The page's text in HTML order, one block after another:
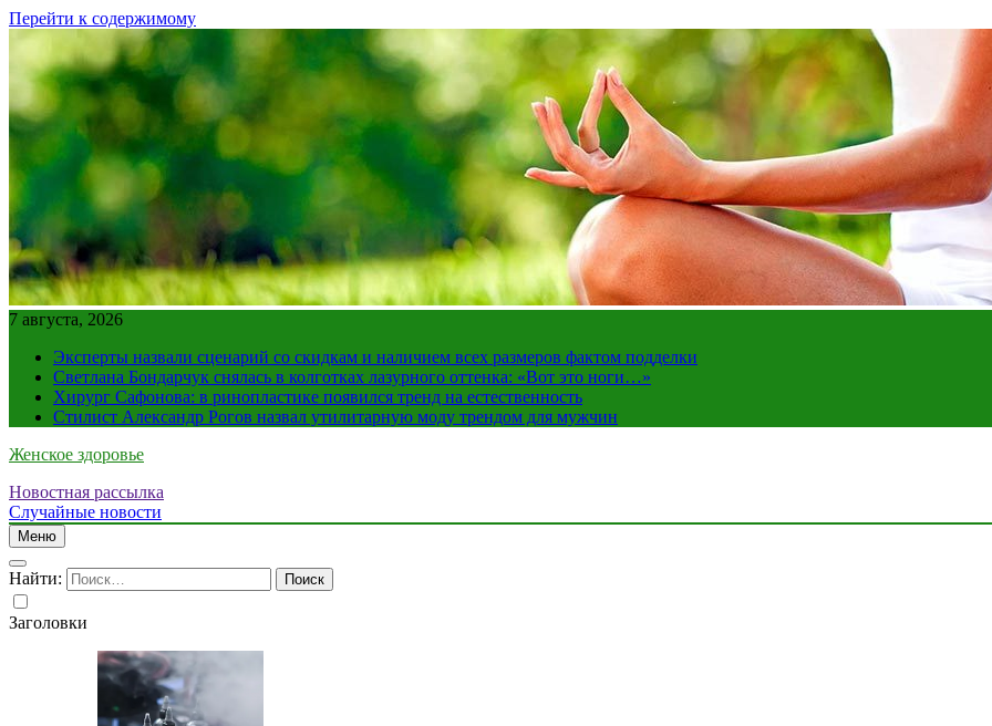
Перейти к содержимому
7 августа, 2026
Эксперты назвали сценарий со скидкам и наличием всех размеров фактом подделки
Светлана Бондарчук снялась в колготках лазурного оттенка: «Вот это ноги…»
Хирург Сафонова: в ринопластике появился тренд на естественность
Стилист Александр Рогов назвал утилитарную моду трендом для мужчин
Женское здоровье
Новостная рассылка
Случайные новости
Меню
Найти:
Заголовки